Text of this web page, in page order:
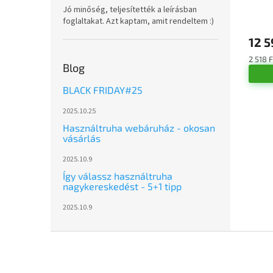
Jó minőség, teljesítették a leírásban
foglaltakat. Azt kaptam, amit rendeltem :)
Blog
BLACK FRIDAY#25
2025.10.25
Használtruha webáruház - okosan
vásárlás
2025.10.9
Így válassz használtruha
nagykereskedést - 5+1 tipp
2025.10.9
5-
5,0
12
2 518